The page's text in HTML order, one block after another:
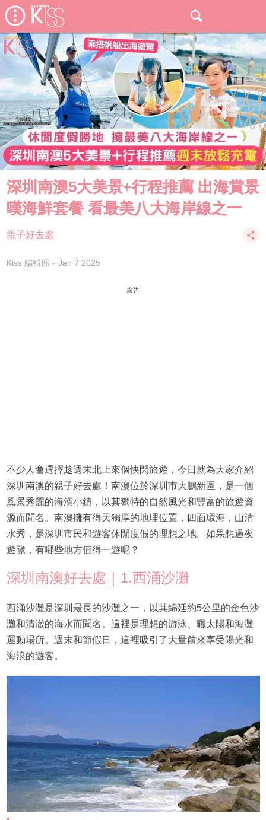
深圳南澳5大美景+行程推薦 出海賞景
嘆海鮮套餐 看最美八大海岸線之一
親子好去處
Kiss 編輯部 Jan 7 2025
廣告
不少人會選擇趁週末北上來個快閃旅遊，今日就為大家介紹
深圳南澳的親子好去處！南澳位於深圳市大鵬新區，是一個
風景秀麗的海濱小鎮，以其獨特的自然風光和豐富的旅遊資
源而聞名。南澳擁有得天獨厚的地理位置，四面環海，山清
水秀，是深圳市民和遊客休閒度假的理想之地。如果想過夜
遊覽，有哪些地方值得一遊呢？
深圳南澳好去處｜1.西涌沙灘
西涌沙灘是深圳最長的沙灘之一，以其綿延約5公里的金色沙
灘和清澈的海水而聞名。這裡是理想的游泳、曬太陽和海灘
運動場所。週末和節假日，這裡吸引了大量前來享受陽光和
海浪的遊客。